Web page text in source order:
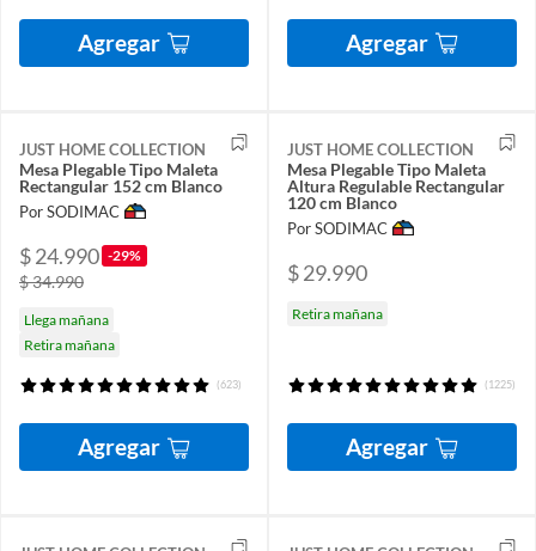
Agregar Agregar
JUST HOME COLLECTION
Mesa Plegable Tipo Maleta
Rectangular 152 cm Blanco
Por SODIMAC
$ 24.990 -29%
$ 34.990
Llega mañana
Retira mañana
(623)
Agregar
JUST HOME COLLECTION
Mesa Plegable Tipo Maleta
Altura Regulable Rectangular
120 cm Blanco
Por SODIMAC
$ 29.990
Retira mañana
(1225)
Agregar